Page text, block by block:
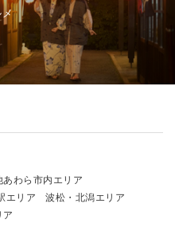
メ
あわら市内エリア
エリア
波松・北潟エリア
ア